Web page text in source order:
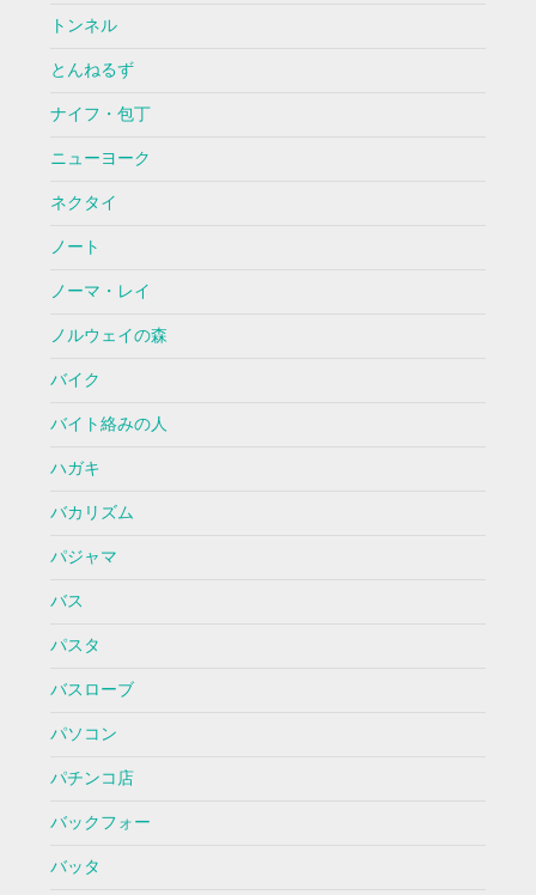
トンネル
とんねるず
ナイフ・包丁
ニューヨーク
ネクタイ
ノート
ノーマ・レイ
ノルウェイの森
バイク
バイト絡みの人
ハガキ
バカリズム
パジャマ
バス
パスタ
バスローブ
パソコン
パチンコ店
バックフォー
バッタ